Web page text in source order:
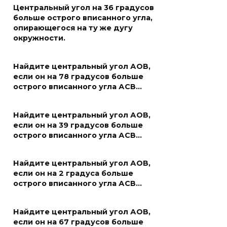
Центральный угол на 36 градусов
больше острого вписанного угла,
опирающегося на ту же дугу
окружности.
Найдите центральный угол АОВ,
если он на 78 градусов больше
острого вписанного угла АСВ…
Найдите центральный угол АОВ,
если он на 39 градусов больше
острого вписанного угла АСВ…
Найдите центральный угол АОВ,
если он на 2 градуса больше
острого вписанного угла АСВ…
Найдите центральный угол АОВ,
если он на 67 градусов больше